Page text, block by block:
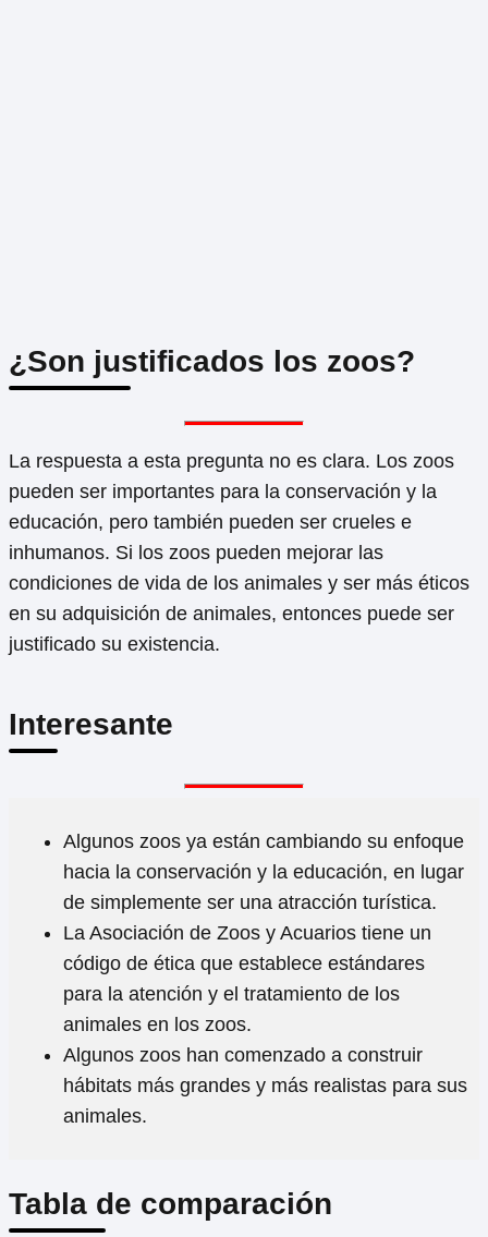
¿Son justificados los zoos?
La respuesta a esta pregunta no es clara. Los zoos
pueden ser importantes para la conservación y la
educación, pero también pueden ser crueles e
inhumanos. Si los zoos pueden mejorar las
condiciones de vida de los animales y ser más éticos
en su adquisición de animales, entonces puede ser
justificado su existencia.
Interesante
Algunos zoos ya están cambiando su enfoque
hacia la conservación y la educación, en lugar
de simplemente ser una atracción turística.
La Asociación de Zoos y Acuarios tiene un
código de ética que establece estándares
para la atención y el tratamiento de los
animales en los zoos.
Algunos zoos han comenzado a construir
hábitats más grandes y más realistas para sus
animales.
Tabla de comparación